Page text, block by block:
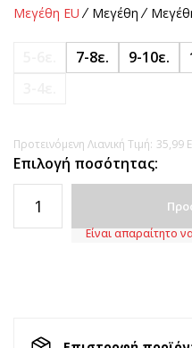
Μεγέθη EU Μεγέθη
7-8ε. 9-10ε.
Προτεινόμενη Λιανική Τιμή: 35,99
Επιλογή ποσότητας:
Είναι απαραίτητο